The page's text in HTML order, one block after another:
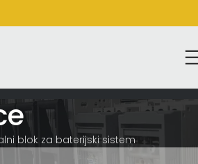
blok za baterijski sistem